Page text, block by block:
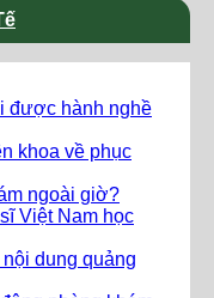
được hành nghề
khoa về phục
ngoài giờ?
Việt Nam học
dung quảng